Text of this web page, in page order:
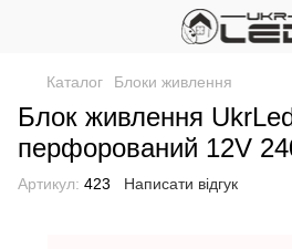
Каталог Блоки живлення
Блок живлення
перфорований 12V
Артикул: 423 Написати відгук